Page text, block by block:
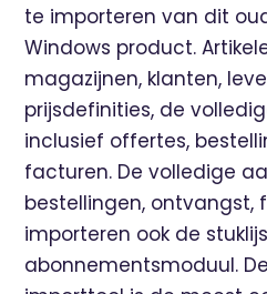
te importeren van dit
Windows product.
magazijnen, klanten,
prijsdefinities, de
inclusief offertes,
facturen. De volledige
bestellingen, ontvangst,
importeren ook de
abonnementsmoduul.